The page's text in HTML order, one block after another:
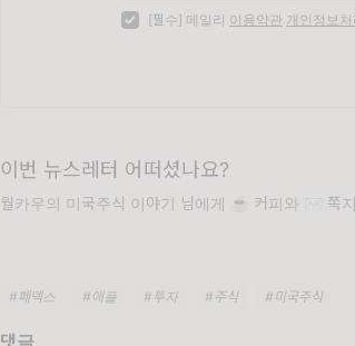
[필수] 메일리 이용약관 개인정보처
이번 뉴스레터 어떠셨나요?
월카우의 미국주식 이야기 님에게 ☕️ 커피와 ✉️ 쪽
#페덱스 #애플 #투자 #주식 #미국주식